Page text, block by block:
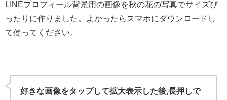
LINEプロフィール背景用の画像を秋の花の写真でサイズぴ
ったりに作りました。よかったらスマホにダウンロードし
て使ってください。
好きな画像をタップして拡大表示した後,長押しで